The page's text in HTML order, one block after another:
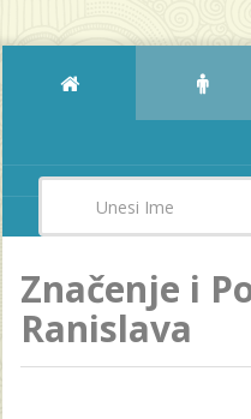
Značenje i
Ranislava